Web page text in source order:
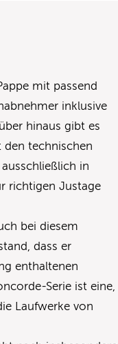
mit passend
inklusive
hinaus gibt es
technischen
in
richtigen Justage
bei diesem
dass er
enthaltenen
Serie ist eine,
Laufwerke von